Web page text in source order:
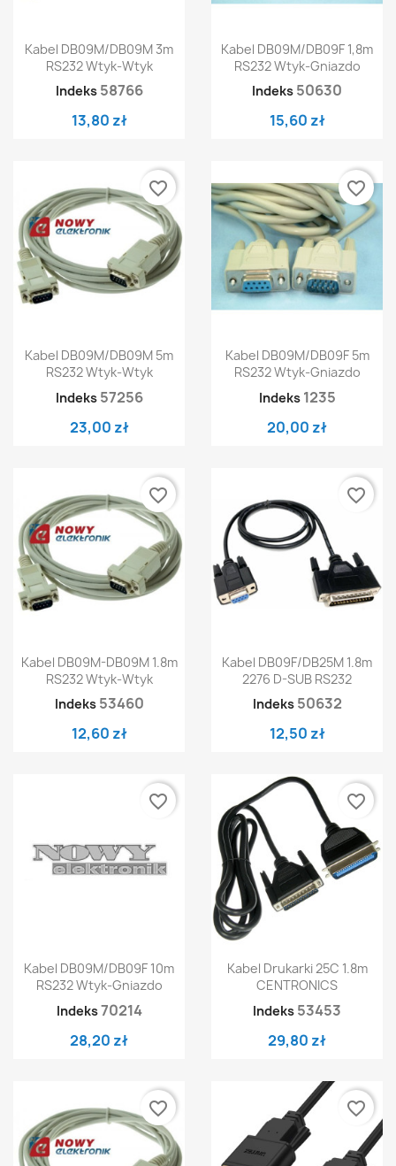
Kabel DB09M/DB09M 3m
RS232 Wtyk-Wtyk
Indeks 58766
13,80 zł
Kabel DB09M/DB09F 1,8m
RS232 Wtyk-Gniazdo
Indeks 50630
15,60 zł
Kabel DB09M/DB09M 5m
RS232 Wtyk-Wtyk
Indeks 57256
23,00 zł
favorite_border
Kabel DB09M/DB09F 5m
RS232 Wtyk-Gniazdo
Indeks 1235
20,00 zł
favorite_border
Kabel DB09M-DB09M 1.8m
RS232 Wtyk-Wtyk
Indeks 53460
12,60 zł
favorite_border
Kabel DB09F/DB25M 1.8m
2276 D-SUB RS232
Indeks 50632
12,50 zł
favorite_border
Kabel DB09M/DB09F 10m
RS232 Wtyk-Gniazdo
Indeks70214
28,20 zł
favorite_border
Kabel Drukarki 25C 1.8m
CENTRONICS
Indeks 53453
29,80 zł
favorite_border
favorite_border favorite_border